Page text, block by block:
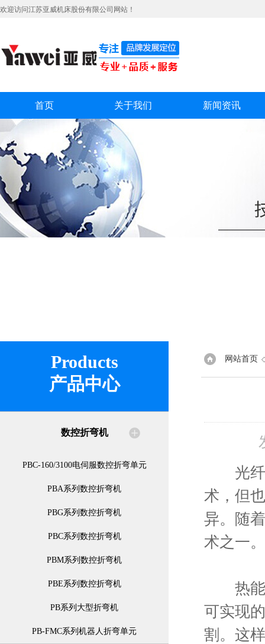
欢迎访问江苏亚威机床股份有限公司网站！
首页 关于我们 新闻资讯
Products
产品中心
数控折弯机
PBC-160/3100电伺服数控折弯单元
PBA系列数控折弯机
PBG系列数控折弯机
PBC系列数控折弯机
PBM系列数控折弯机
PBE系列数控折弯机
PB系列大型折弯机
PB-FMC系列机器人折弯单元
网站首页
光纤
术，但
异。随
术之一。
热能
可实现
割。这